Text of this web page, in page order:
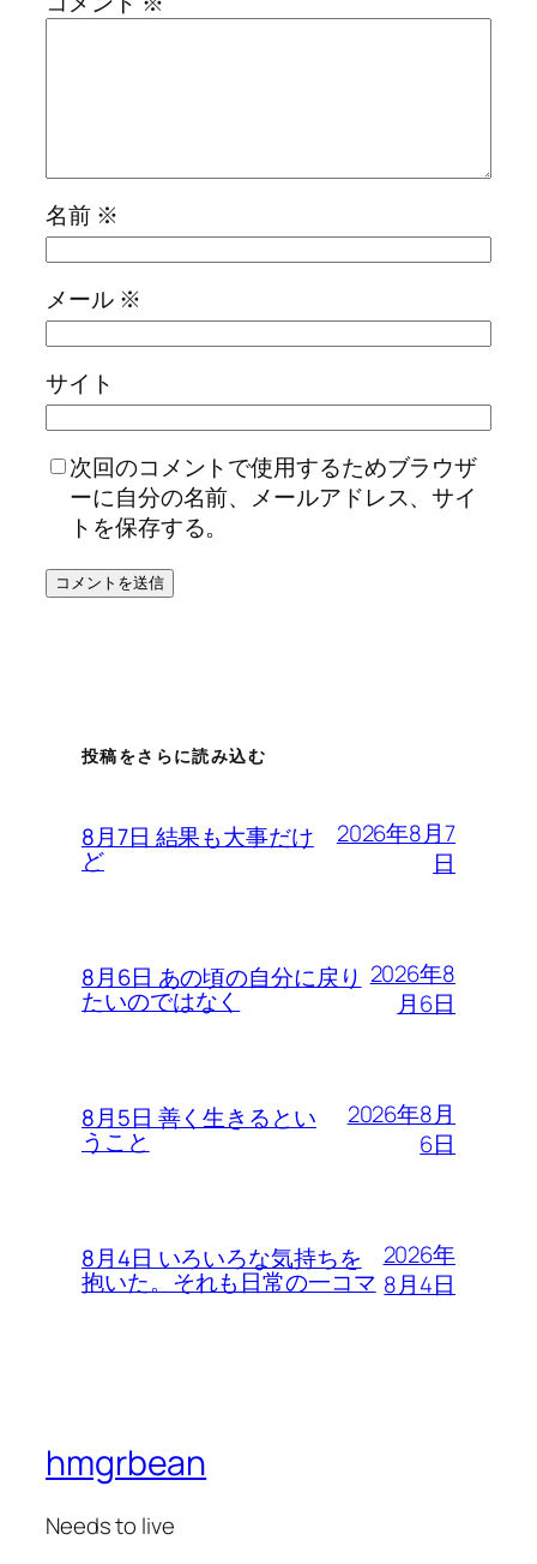
名前 ※
メール ※
サイト
次回のコメントで使用するためブラウザ
ーに自分の名前、メールアドレス、サイ
トを保存する。
投稿をさらに読み込む
8月7日 結果も大事だけ
ど
2026年8月7
日
8月6日 あの頃の自分に戻り
たいのではなく
2026年8
月6日
8月5日 善く生きるとい
うこと
2026年8月
6日
8月4日 いろいろな気持ちを
抱いた。それも日常の一コマ
2026年
8月4日
hmgrbean
Needs to live